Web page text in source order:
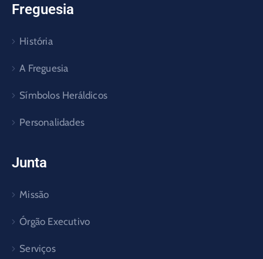
Freguesia
História
A Freguesia
Símbolos Heráldicos
Personalidades
Junta
Missão
Órgão Executivo
Serviços